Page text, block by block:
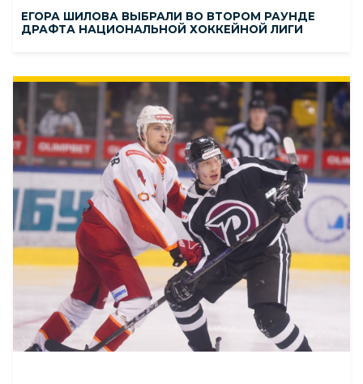
ЕГОРА ШИЛОВА ВЫБРАЛИ ВО ВТОРОМ РАУНДЕ
ДРАФТА НАЦИОНАЛЬНОЙ ХОККЕЙНОЙ ЛИГИ